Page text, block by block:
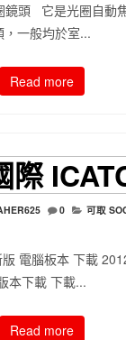
頭 它是光圈自動
，一般均於室...
Read more
際
0 可取
電腦板本 下載
本下載 下載...
Read more